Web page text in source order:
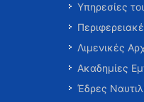
Υπηρεσίες
Λιμενικές
Ακαδημίες
Έδρες